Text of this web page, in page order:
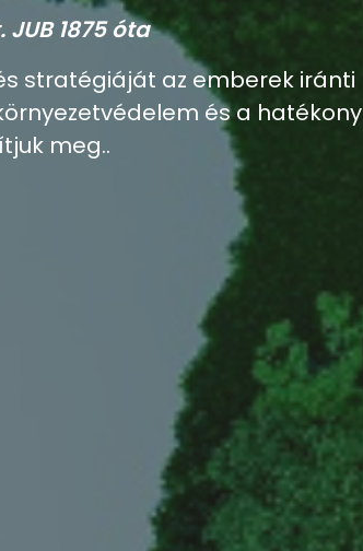
1875 óta
stratégiáját az emberek iránti
és a hatékony
meg..